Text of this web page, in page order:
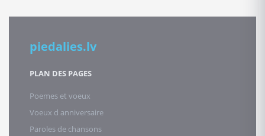
piedalies.lv
PLAN DES PAGES
Poemes et voeux
Voeux d anniversaire
Paroles de chansons